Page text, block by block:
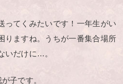
ってくみたいです！一年生がい
りますね。うちが一番集合場所
いだけに…。
子です。